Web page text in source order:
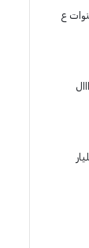
وزير مالية.. أسـوأ 5 سنوات ع
اثيوبيا 5 مليار